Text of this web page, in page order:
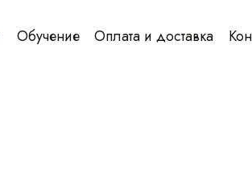
Обучение Оплата и доставка